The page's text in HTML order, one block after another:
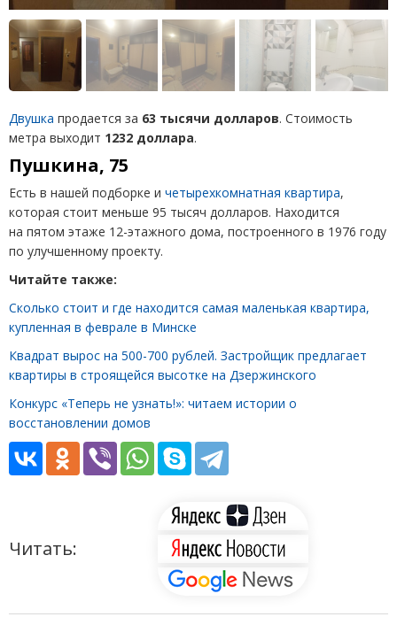
Двушка продается за 63 тысячи долларов. Стоимость
метра выходит 1232 доллара.
Пушкина, 75
Есть в нашей подборке и четырехкомнатная квартира,
которая стоит меньше 95 тысяч долларов. Находится
на пятом этаже 12-этажного дома, построенного в 1976 году
по улучшенному проекту.
Читайте также:
Сколько стоит и где находится самая маленькая квартира,
купленная в феврале в Минске
Квадрат вырос на 500-700 рублей. Застройщик предлагает
квартиры в строящейся высотке на Дзержинского
Конкурс «Теперь не узнать!»: читаем истории о
восстановлении домов
Читать: